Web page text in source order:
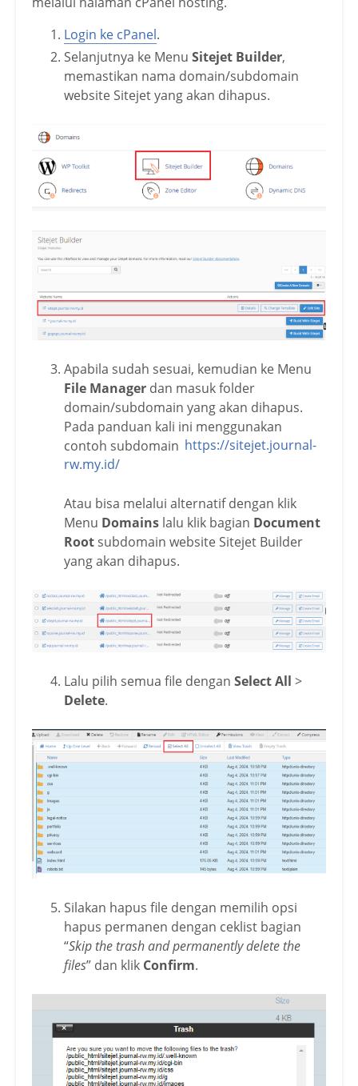
Login ke cPanel.
Selanjutnya ke Menu Sitejet Builder,
memastikan nama domain/subdomain
website Sitejet yang akan dihapus.
Apabila sudah sesuai, kemudian ke Menu
File Manager dan masuk folder
domain/subdomain yang akan dihapus.
Pada panduan kali ini menggunakan
contoh subdomain https://sitejet.journal-
rw.my.id/
Atau bisa melalui alternatif dengan klik
Menu Domains lalu klik bagian Document
Root subdomain website Sitejet Builder
yang akan dihapus.
Lalu pilih semua file dengan Select All >
Delete.
Silakan hapus file dengan memilih opsi
hapus permanen dengan ceklist bagian
“Skip the trash and permanently delete the
files” dan klik Confirm.